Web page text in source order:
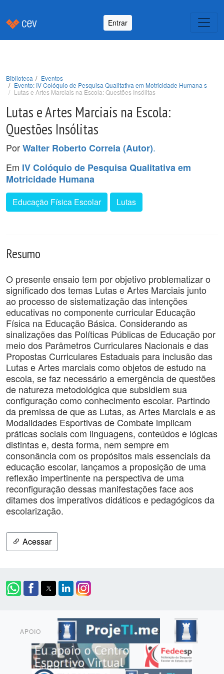
Entrar
Biblioteca
Eventos
Evento: IV Colóquio de Pesquisa Qualitativa em Motricidade Humana s
Lutas e Artes Marciais na Escola: Questões Insólitas
Lutas e Artes Marciais na Escola:
Questões Insólitas
PorWalter Roberto Correia (Autor).
Em IV Colóquio de Pesquisa Qualitativa em
Motricidade Humana
Educação Física Escolar Lutas
Resumo
O presente ensaio tem por objetivo problematizar o
significado dos temas Lutas e Artes Marciais junto
ao processo de sistematização das intenções
educativas no componente curricular Educação
Física na Educação Básica. Considerando as
sinalizações das Políticas Públicas de Educação por
meio dos Parâmetros Curriculares Nacionais e das
Propostas Curriculares Estaduais para inclusão das
Lutas e Artes marciais como objetos de estudo na
escola, se faz necessário a emergência de questões
de natureza metodológica que subsidiem sua
configuração como conhecimento escolar. Partindo
da premissa de que as Lutas, as Artes Marciais e as
Modalidades Esportivas de Combate implicam
práticas sociais com linguagens, conteúdos e lógicas
distintas e, desta forma, nem sempre em
consonância com os propósitos mais essenciais da
educação escolar, lançamos a proposição de uma
reflexão impertinente na perspectiva de uma
reconfiguração dessas manifestações face aos
ditames dos imperativos didáticos e pedagógicos da
escolarização.
Acessar
APOIO